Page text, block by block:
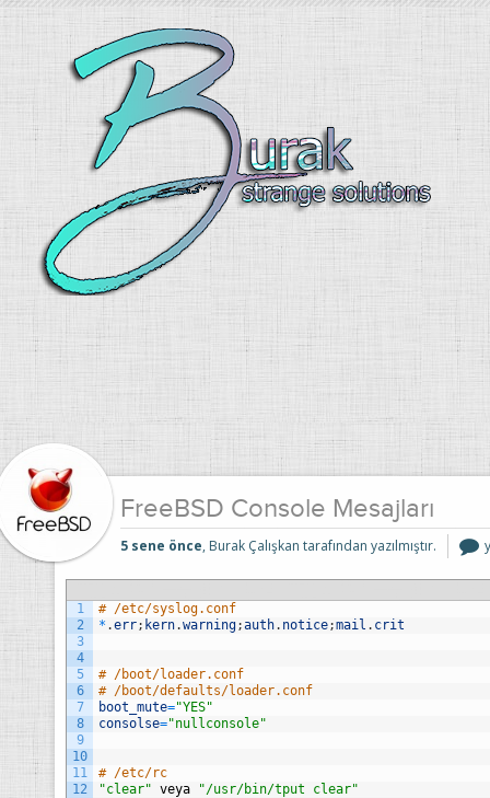
FreeBSD Console Mesajları
5 sene önce, Burak Çalışkan tarafından yazılmıştır.
1
2
3
4
5
6
7
8
9
10
11
12
# /etc/syslog.conf
* .err; kern.warning;auth. notice;mail . crit
# /boot/loader.conf
# /boot/defaults/loader.conf
boot_mute="YES"
consolse="nullconsole"
# /etc/rc
"clear" veya "/usr/bin/tput clear"